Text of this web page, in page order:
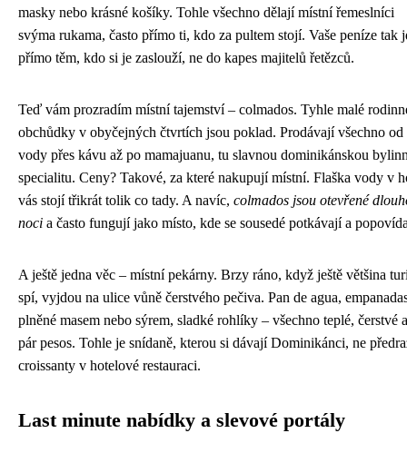
masky nebo krásné košíky. Tohle všechno dělají místní řemeslníci
svýma rukama, často přímo ti, kdo za pultem stojí. Vaše peníze tak
přímo těm, kdo si je zaslouží, ne do kapes majitelů řetězců.
Teď vám prozradím místní tajemství – colmados. Tyhle malé
obchůdky v obyčejných čtvrtích jsou poklad. Prodávají všechno od
vody přes kávu až po mamajuanu, tu slavnou dominikánskou
specialitu. Ceny? Takové, za které nakupují místní. Flaška vody v
vás stojí třikrát tolik co tady. A navíc, colmados jsou otevřené
noci a často fungují jako místo, kde se sousedé potkávají a
A ještě jedna věc – místní pekárny. Brzy ráno, když ještě většina
spí, vyjdou na ulice vůně čerstvého pečiva. Pan de agua,
plněné masem nebo sýrem, sladké rohlíky – všechno teplé, čerstvé
pár pesos. Tohle je snídaně, kterou si dávají Dominikánci, ne
croissanty v hotelové restauraci.
Last minute nabídky a slevové portály